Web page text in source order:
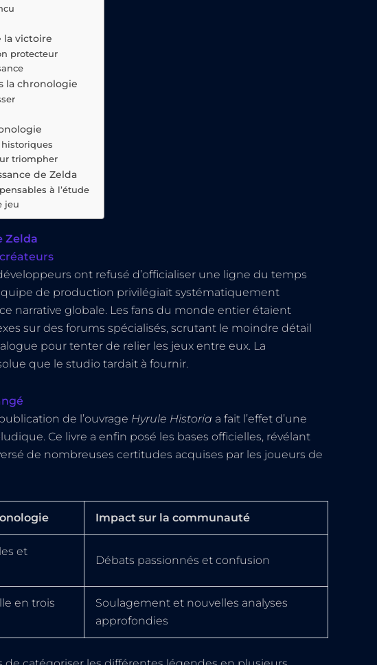
la victoire
protecteur
la chronologie
triompher
de Zelda
à l’étude
jeu
Zelda
ont refusé d’officialiser une ligne du temps
de production privilégiait systématiquement
narrative globale. Les fans du monde entier étaient
sur des forums spécialisés, scrutant le moindre détail
pour tenter de relier les jeux entre eux. La
que le studio tardait à fournir.
de l’ouvrage Hyrule Historia a fait l’effet d’une
Ce livre a enfin posé les bases officielles, révélant
de nombreuses certitudes acquises par les joueurs de
Impact sur la communauté
et
Débats passionnés et confusion
en trois
Soulagement et nouvelles analyses
approfondies